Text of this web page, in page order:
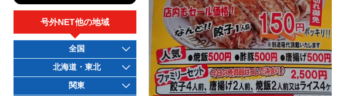
号外NET他の地域
全国
北海道・東北
関東